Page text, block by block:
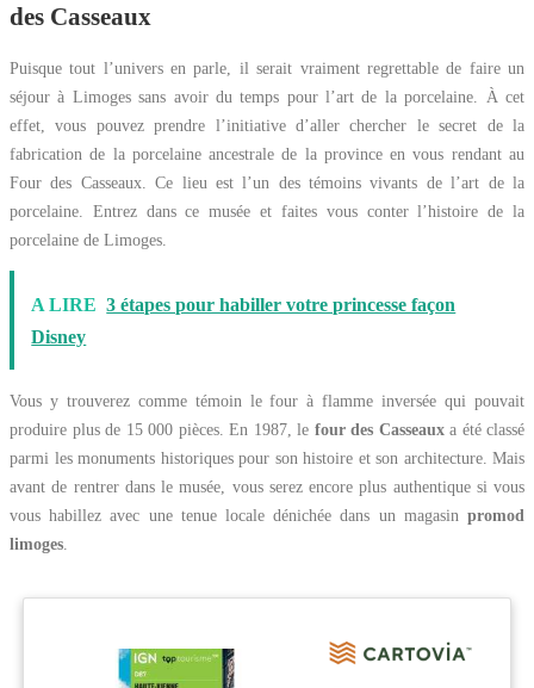
des Casseaux
Puisque tout l’univers en parle, il serait vraiment regrettable de faire un
séjour à Limoges sans avoir du temps pour l’art de la porcelaine. À cet
effet, vous pouvez prendre l’initiative d’aller chercher le secret de la
fabrication de la porcelaine ancestrale de la province en vous rendant au
Four des Casseaux. Ce lieu est l’un des témoins vivants de l’art de la
porcelaine. Entrez dans ce musée et faites vous conter l’histoire de la
porcelaine de Limoges.
A LIRE 3 étapes pour habiller votre princesse façon
Disney
Vous y trouverez comme témoin le four à flamme inversée qui pouvait
produire plus de 15 000 pièces. En 1987, le four des Casseauxa été classé
parmi les monuments historiques pour son histoire et son architecture. Mais
avant de rentrer dans le musée, vous serez encore plus authentique si vous
vous habillez avec une tenue locale dénichée dans un magasin promod
limoges.